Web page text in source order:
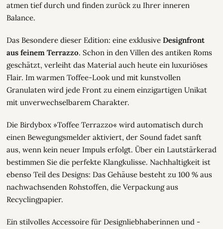
atmen tief durch und finden zurück zu Ihrer inneren
Balance.
Das Besondere dieser Edition: eine exklusive Designfront
aus feinem Terrazzo. Schon in den Villen des antiken Roms
geschätzt, verleiht das Material auch heute ein luxuriöses
Flair. Im warmen Toffee-Look und mit kunstvollen
Granulaten wird jede Front zu einem einzigartigen Unikat
mit unverwechselbarem Charakter.
Die Birdybox »Toffee Terrazzo« wird automatisch durch
einen Bewegungsmelder aktiviert, der Sound fadet sanft
aus, wenn kein neuer Impuls erfolgt. Über ein Lautstärkerad
bestimmen Sie die perfekte Klangkulisse. Nachhaltigkeit ist
ebenso Teil des Designs: Das Gehäuse besteht zu 100 % aus
nachwachsenden Rohstoffen, die Verpackung aus
Recyclingpapier.
Ein stilvolles Accessoire für Designliebhaberinnen und -